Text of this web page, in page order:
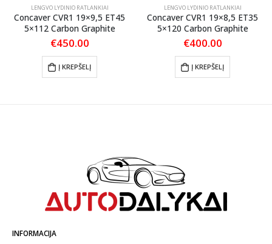
LENGVO LYDINIO RATLANKIAI
Concaver CVR1 19×9,5 ET45
5×112 Carbon Graphite
€450.00
Į KREPŠELĮ
LENGVO LYDINIO RATLANKIAI
Concaver CVR1 19×8,5 ET35
5×120 Carbon Graphite
€400.00
Į KREPŠELĮ
INFORMACIJA